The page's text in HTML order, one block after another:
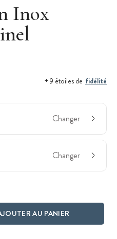
Inox
+ 9 étoiles de fidélité
Changer
Changer
AU PANIER